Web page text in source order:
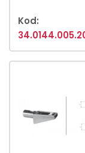
Kod: